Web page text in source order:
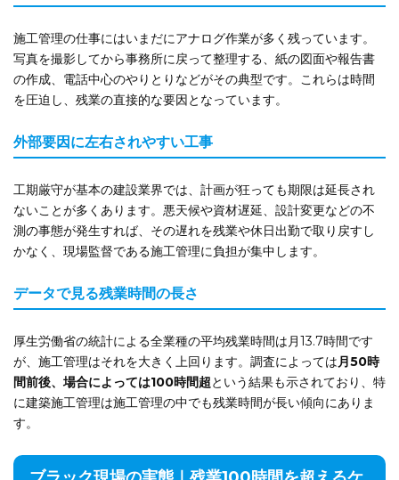
施工管理の仕事にはいまだにアナログ作業が多く残っています。
写真を撮影してから事務所に戻って整理する、紙の図面や報告書
の作成、電話中心のやりとりなどがその典型です。これらは時間
を圧迫し、残業の直接的な要因となっています。
外部要因に左右されやすい工事
工期厳守が基本の建設業界では、計画が狂っても期限は延長され
ないことが多くあります。悪天候や資材遅延、設計変更などの不
測の事態が発生すれば、その遅れを残業や休日出勤で取り戻すし
かなく、現場監督である施工管理に負担が集中します。
データで見る残業時間の長さ
厚生労働省の統計による全業種の平均残業時間は月13.7時間です
が、施工管理はそれを大きく上回ります。調査によっては月50時
間前後、場合によっては100時間超という結果も示されており、特
に建築施工管理は施工管理の中でも残業時間が長い傾向にありま
す。